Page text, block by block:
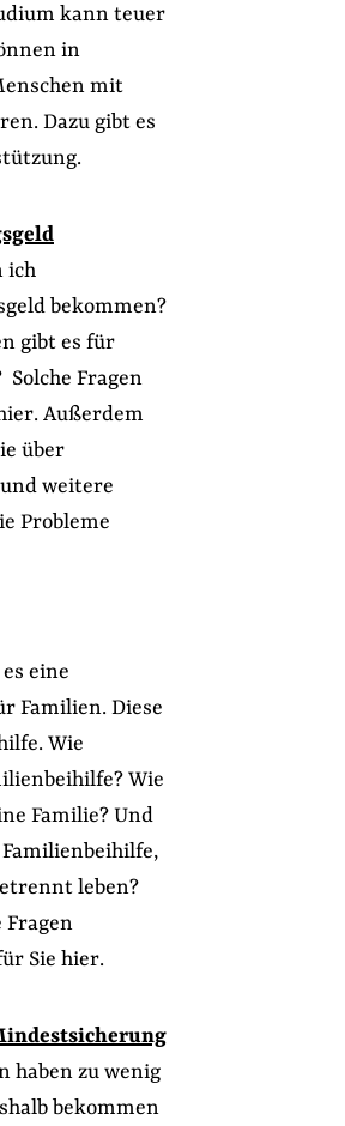
kann teuer
in
mit
Dazu gibt es
ich
bekommen?
gibt es für
Fragen
Außerdem
über
weitere
Probleme
eine
Familien. Diese
Wie
Wie
Familie? Und
leben?
Fragen
Sie hier.
haben zu wenig
bekommen